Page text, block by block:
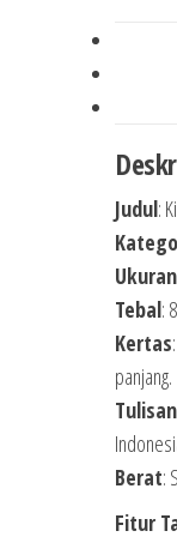
Judul:
Ukuran
Tebal:
Kertas
panjang.
Tulisan
Berat:
Fitur